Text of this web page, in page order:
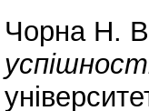
Чорна Н.